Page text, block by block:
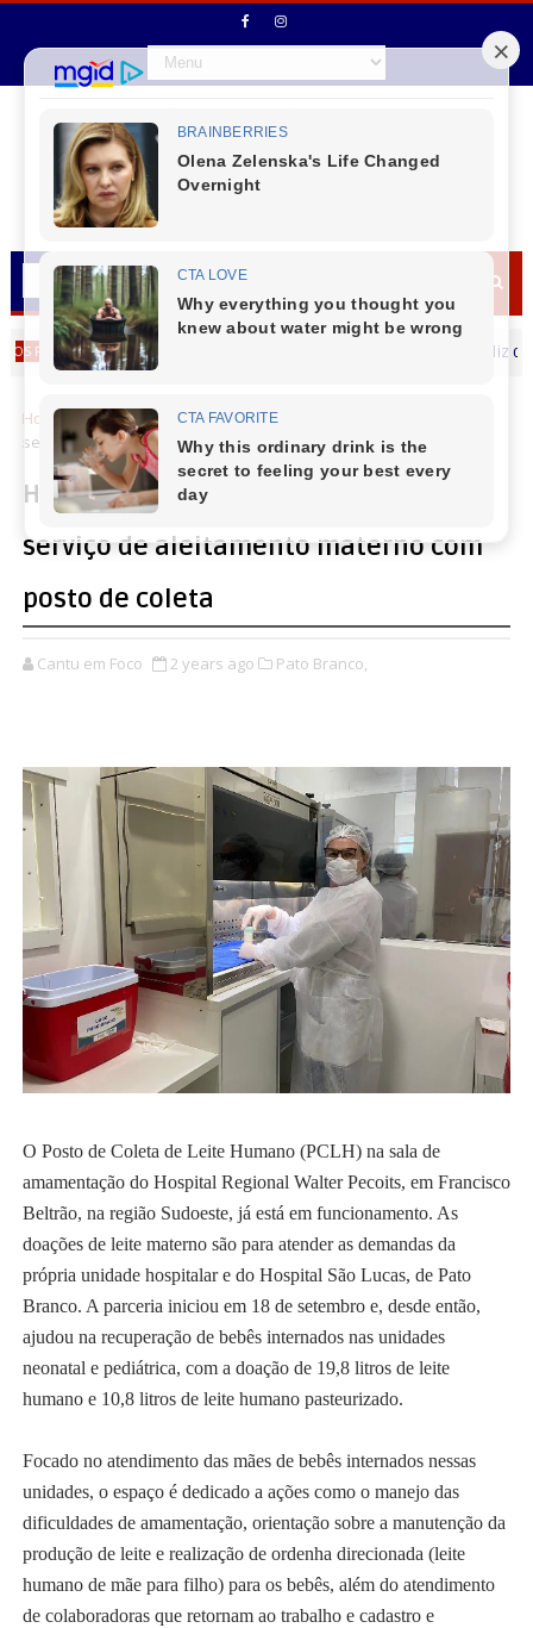
Secretário de Fazenda Maurício Osciany deseja um Feliz dia dos
Home Pato Branco
Hospital Regional do Sudoeste amplia
serviço de aleitamento materno com posto de coleta
Hospital Regional do Sudoeste amplia
serviço de aleitamento materno com
posto de coleta
Cantu em Foco 2 years ago Pato Branco,
O Posto de Coleta de Leite Humano (PCLH) na sala de
amamentação do Hospital Regional Walter Pecoits, em Francisco
Beltrão, na região Sudoeste, já está em funcionamento. As
doações de leite materno são para atender as demandas da
própria unidade hospitalar e do Hospital São Lucas, de Pato
Branco. A parceria iniciou em 18 de setembro e, desde então,
ajudou na recuperação de bebês internados nas unidades
neonatal e pediátrica, com a doação de 19,8 litros de leite
humano e 10,8 litros de leite humano pasteurizado.
Focado no atendimento das mães de bebês internados nessas
unidades, o espaço é dedicado a ações como o manejo das
dificuldades de amamentação, orientação sobre a manutenção da
produção de leite e realização de ordenha direcionada (leite
humano de mãe para filho) para os bebês, além do atendimento
de colaboradoras que retornam ao trabalho e cadastro e